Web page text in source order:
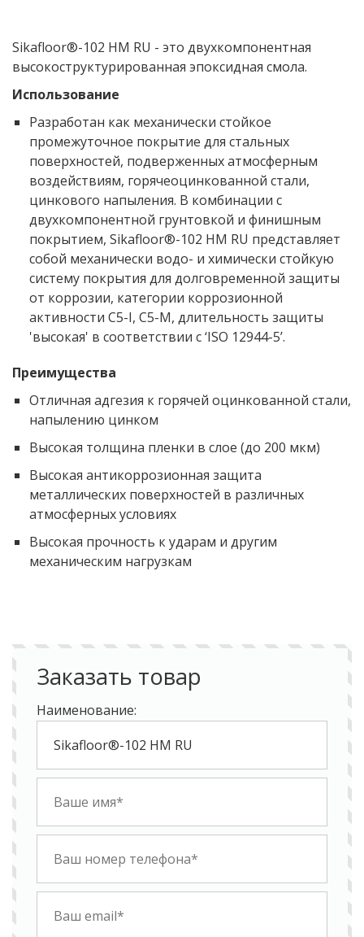
Sikafloor®-102 HM RU - это двухкомпонентная
высокоструктурированная эпоксидная смола.
Использование
Разработан как механически стойкое
промежуточное покрытие для стальных
поверхностей, подверженных атмосферным
воздействиям, горячеоцинкованной стали,
цинкового напыления. В комбинации с
двухкомпонентной грунтовкой и финишным
покрытием, Sikafloor®-102 HM RU представляет
собой механически водо- и химически стойкую
систему покрытия для долговременной защиты
от коррозии, категории коррозионной
активности C5-I, C5-M, длительность защиты
'высокая' в соответствии с ‘ISO 12944-5’.
Преимущества
Отличная адгезия к горячей оцинкованной стали,
напылению цинком
Высокая толщина пленки в слое (до 200 мкм)
Высокая антикоррозионная защита
металлических поверхностей в различных
атмосферных условиях
Высокая прочность к ударам и другим
механическим нагрузкам
Заказать товар
Наименование: